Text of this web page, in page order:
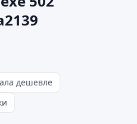
дешевле